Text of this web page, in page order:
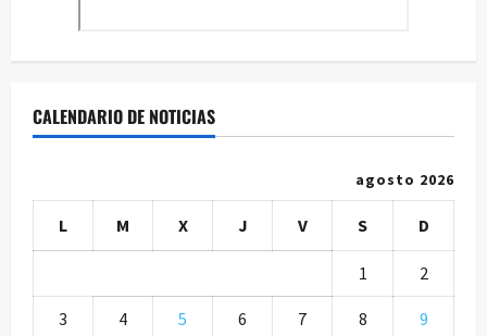
CALENDARIO DE NOTICIAS
agosto 2026
L M X J V S D
1 2
3 4 5 6 7 8 9